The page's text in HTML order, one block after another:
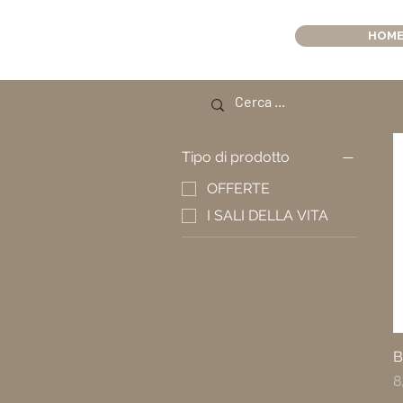
HOME
Tipo di prodotto
OFFERTE
I SALI DELLA VITA